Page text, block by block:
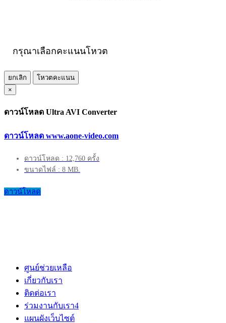
กรุณาเลือกคะแนนโหวต
ยกเลิก
โหวตคะแนน
×
ดาวน์โหลด Ultra AVI Converter
ดาวน์โหลด www.aone-video.com
ดาวน์โหลด : 12,760 ครั้ง
ขนาดไฟล์ : 8 MB.
ดาวน์โหลด
ศูนย์ช่วยเหลือ
เกี่ยวกับเรา
ติดต่อเรา
ร่วมงานกับเรา4
แผนผังเว็บไซต์